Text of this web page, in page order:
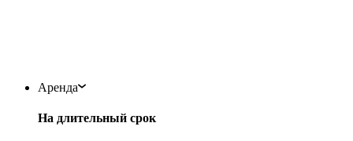
Аренда
На длительный срок